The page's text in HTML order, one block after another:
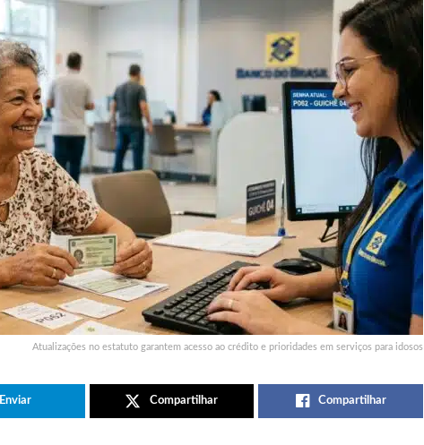
Atualizações no estatuto garantem acesso ao crédito e prioridades em serviços para idosos
Enviar Compartilhar Compartilhar